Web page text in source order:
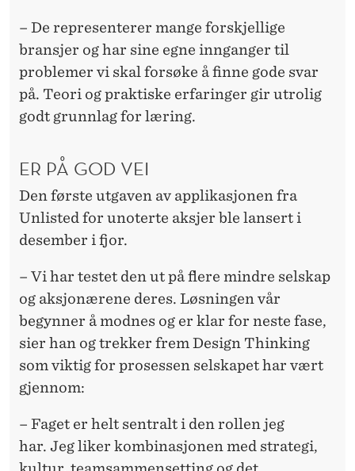
– De representerer mange forskjellige
bransjer og har sine egne innganger til
problemer vi skal forsøke å finne gode svar
på. Teori og praktiske erfaringer gir utrolig
godt grunnlag for læring.
ER PÅ GOD VEI
Den første utgaven av applikasjonen fra
Unlisted for unoterte aksjer ble lansert i
desember i fjor.
– Vi har testet den ut på flere mindre selskap
og aksjonærene deres. Løsningen vår
begynner å modnes og er klar for neste fase,
sier han og trekker frem Design Thinking
som viktig for prosessen selskapet har vært
gjennom:
– Faget er helt sentralt i den rollen jeg
har. Jeg liker kombinasjonen med strategi,